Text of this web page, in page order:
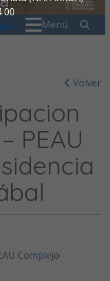
00
Menú
Volver
PEAU
Complejo